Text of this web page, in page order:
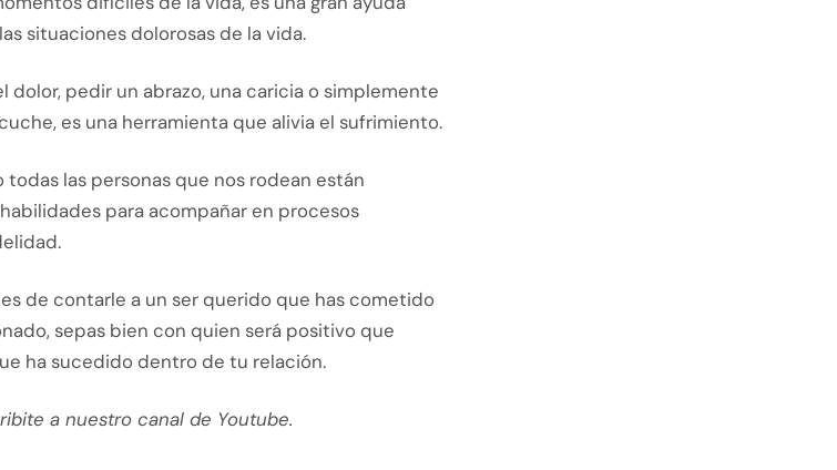
situaciones dolorosas de la vida.
dolor, pedir un abrazo, una caricia o simplemente
es una herramienta que alivia el sufrimiento.
las personas que nos rodean están
para acompañar en procesos
de contarle a un ser querido que has cometido
sepas bien con quien será positivo que
ha sucedido dentro de tu relación.
a nuestro canal de Youtube.